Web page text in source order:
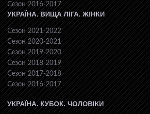
Сезон 2016-2017
УКРАЇНА. ВИЩА ЛІГА. ЖІНКИ
Сезон 2021-2022
Сезон 2020-2021
Сезон 2019-2020
Сезон 2018-2019
Сезон 2017-2018
Сезон 2016-2017
УКРАЇНА. КУБОК. ЧОЛОВІКИ